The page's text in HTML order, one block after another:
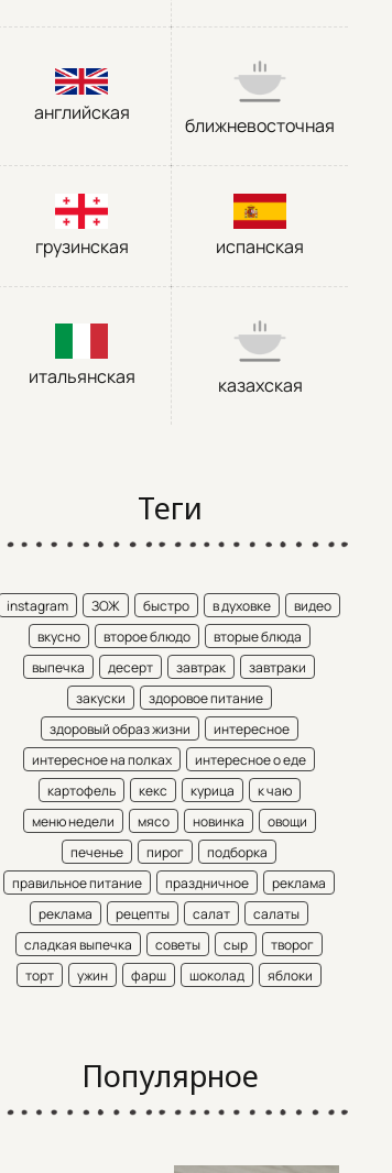
английская
ближневосточная
грузинская испанская
итальянская казахская
Теги
instagram ЗОЖ быстро в духовке
видео
вкусно
второе блюдо
вторые блюда
выпечка
десерт завтрак
завтраки
закуски
здоровое питание
здоровый образ жизни
интересное
интересное на полках
интересное о еде
картофель
кекс курица
к чаю
меню недели
мясо новинка
овощи
печенье
пирог
подборка
правильное питание
праздничное
реклама
реклама
рецепты салат
салаты
сладкая выпечка
советы сыр
творог
торт
ужин фарш шоколад яблоки
Популярное